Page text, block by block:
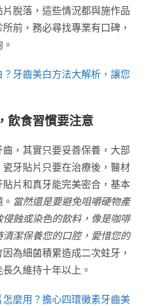
脫落，這些情況都與施作品
前，務必尋找專業有口碑，
？牙齒美白方法大解析，讓您
飲食習慣要注意
，其實只要妥善保養，大部
牙貼片只要在治療後，醫材
片和真牙能完美密合，基本
當然還是要避免咀嚼硬物產
蝕或染色的飲料，像是咖啡
潔保養您的口腔，愛惜您的
為細菌積累造成二次蛀牙，
久維持十年以上。
怎麼用？擔心四環黴素牙齒美